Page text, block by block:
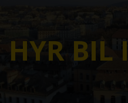
HYR BIL I